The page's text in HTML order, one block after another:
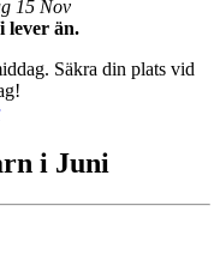
15 Nov
lever än.
Säkra din plats vid
i Juni